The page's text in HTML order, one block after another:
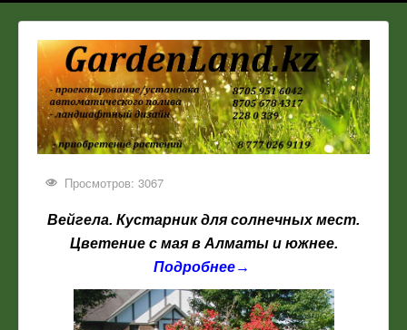
Просмотров: 3067
Вейгела. Кустарник для солнечных мест.
Цветение с мая в Алматы и южнее.
Подробнее→